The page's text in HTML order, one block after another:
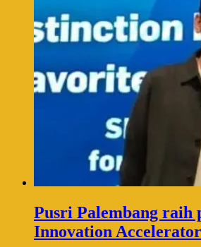
Pusri Palembang raih
Innovation